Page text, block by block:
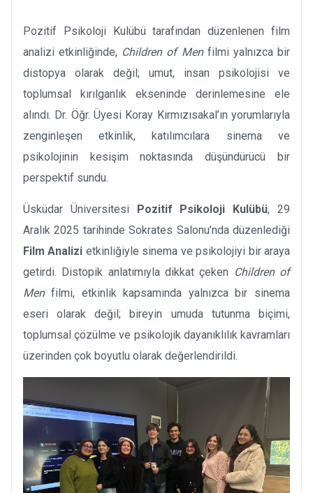
Pozitif Psikoloji Kulübü tarafından düzenlenen film
analizi etkinliğinde, Children of Menfilmi yalnızca bir
distopya olarak değil; umut, insan psikolojisi ve
toplumsal kırılganlık ekseninde derinlemesine ele
alındı. Dr. Öğr. Üyesi Koray Kırmızısakal’ın yorumlarıyla
zenginleşen etkinlik, katılımcılara sinema ve
psikolojinin kesişim noktasında düşündürücü bir
perspektif sundu.
Üsküdar Üniversitesi Pozitif Psikoloji Kulübü, 29
Aralık 2025 tarihinde Sokrates Salonu’nda düzenlediği
Film Analizi etkinliğiyle sinema ve psikolojiyi bir araya
getirdi. Distopik anlatımıyla dikkat çeken Children of
Menfilmi, etkinlik kapsamında yalnızca bir sinema
eseri olarak değil; bireyin umuda tutunma biçimi,
toplumsal çözülme ve psikolojik dayanıklılık kavramları
üzerinden çok boyutlu olarak değerlendirildi.